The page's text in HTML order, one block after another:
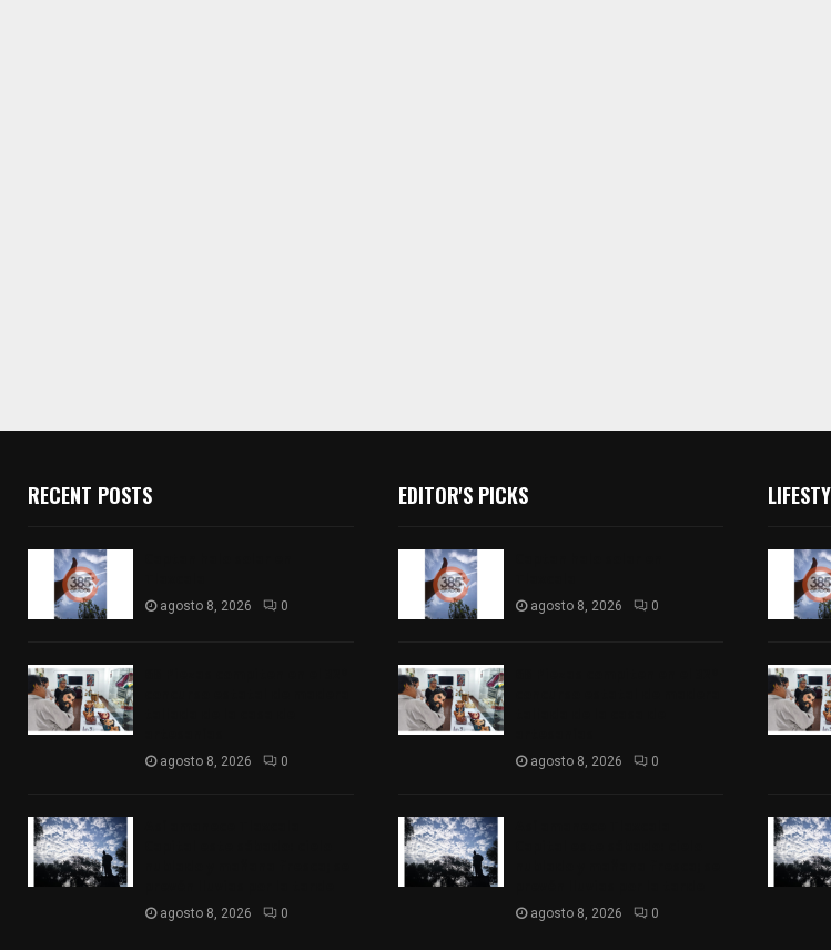
RECENT POSTS
agosto 8, 2026 0
agosto 8, 2026 0
agosto 8, 2026 0
EDITOR'S PICKS
agosto 8, 2026 0
agosto 8, 2026 0
agosto 8, 2026 0